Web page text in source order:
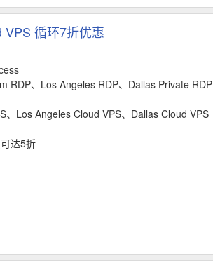
循环7折优惠
RDP、Los Angeles RDP、Dallas Private RDP
Los Angeles Cloud VPS、Dallas Cloud VPS
达5折